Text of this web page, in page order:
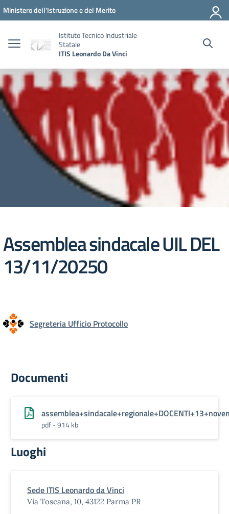
Vai ai contenuti
Vai al menu di navigazione
Vai al footer
Ministero dell'Istruzione e del Merito
Istituto Tecnico Industriale
Statale
ITIS Leonardo Da Vinci
Assemblea sindacale UIL DEL
13/11/20250
Segreteria Ufficio Protocollo
Documenti
pdf - 914 kb
Luoghi
Sede ITIS Leonardo da Vinci
Via Toscana, 10, 43122 Parma PR